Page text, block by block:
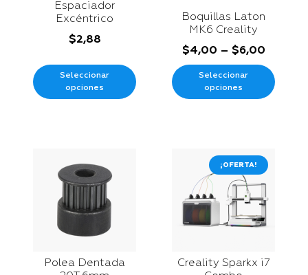
Espaciador
Excéntrico
$2,88
Seleccionar
opciones
Boquillas Laton
MK6 Creality
$4,00 – $6,00
Seleccionar
opciones
Polea Dentada
¡OFERTA!
Creality Sparkx i7